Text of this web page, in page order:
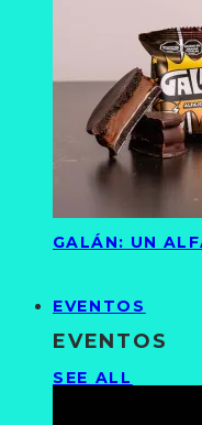
GALÁN: UN
EVENTOS
EVENTOS
SEE ALL